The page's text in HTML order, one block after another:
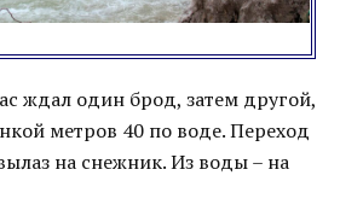
ждал один брод, затем другой,
метров 40 по воде. Переход
на снежник. Из воды – на